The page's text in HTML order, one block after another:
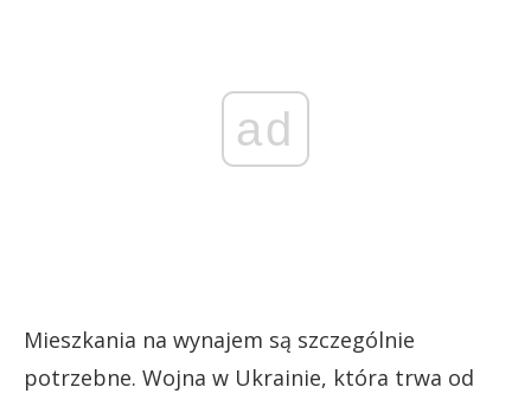
ad
Mieszkania na wynajem są szczególnie
potrzebne. Wojna w Ukrainie, która trwa od